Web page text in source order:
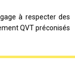
à respecter des
QVT préconisés